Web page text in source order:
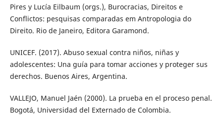
Pires y Lucía Eilbaum (orgs.), Burocracias, Direitos e
Conflictos: pesquisas comparadas em Antropologia do
Direito. Rio de Janeiro, Editora Garamond.
UNICEF. (2017). Abuso sexual contra niños, niñas y
adolescentes: Una guía para tomar acciones y proteger sus
derechos. Buenos Aires, Argentina.
VALLEJO, Manuel Jaén (2000). La prueba en el proceso penal.
Bogotá, Universidad del Externado de Colombia.